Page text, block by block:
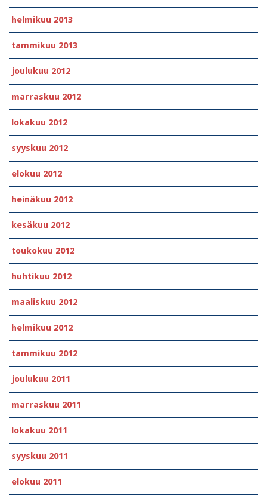
helmikuu 2013
tammikuu 2013
joulukuu 2012
marraskuu 2012
lokakuu 2012
syyskuu 2012
elokuu 2012
heinäkuu 2012
kesäkuu 2012
toukokuu 2012
huhtikuu 2012
maaliskuu 2012
helmikuu 2012
tammikuu 2012
joulukuu 2011
marraskuu 2011
lokakuu 2011
syyskuu 2011
elokuu 2011